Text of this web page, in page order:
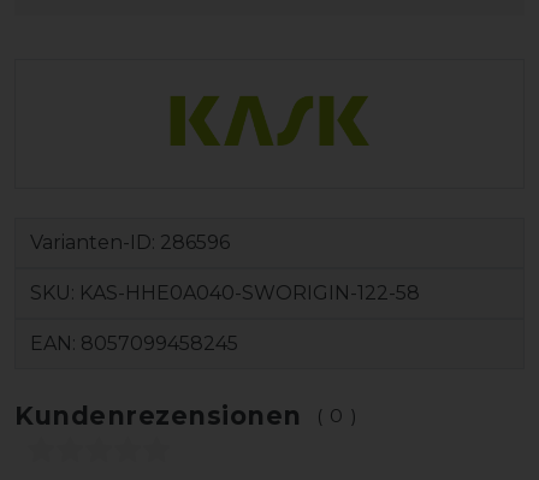
Varianten-ID: 286596
SKU: KAS-HHE0A040-SWORIGIN-122-58
EAN: 8057099458245
Kundenrezensionen (0)